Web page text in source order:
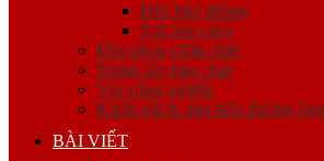
Đèn báo phòng
Nút báo cháy
Đầu phun chữa cháy
Trung tâm báo cháy
Van công nghiệp
Khớp nối & phụ kiện đường ống
BÀI VIẾT